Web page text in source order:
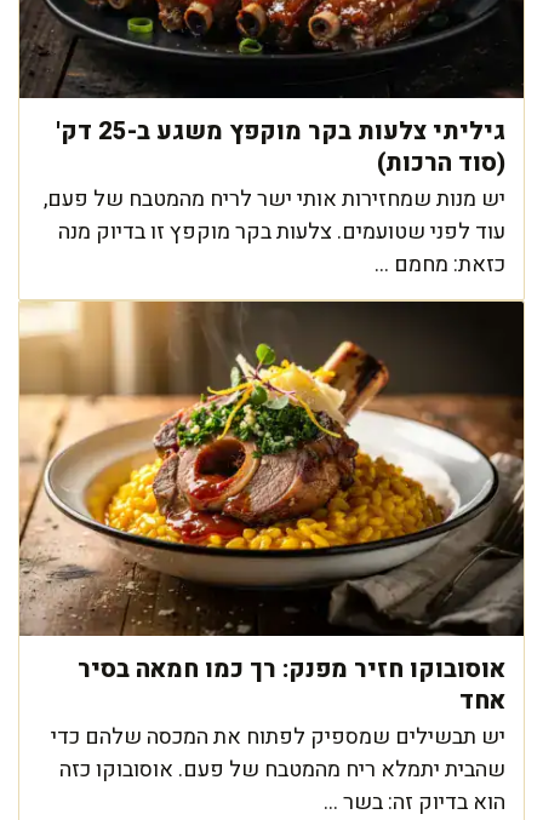
גיליתי צלעות בקר מוקפץ משגע ב-25 דק'
(סוד הרכות)
יש מנות שמחזירות אותי ישר לריח מהמטבח של פעם,
עוד לפני שטועמים. צלעות בקר מוקפץ זו בדיוק מנה
כזאת: מחמם ...
אוסובוקו חזיר מפנק: רך כמו חמאה בסיר
אחד
יש תבשילים שמספיק לפתוח את המכסה שלהם כדי
שהבית יתמלא ריח מהמטבח של פעם. אוסובוקו כזה
הוא בדיוק זה: בשר ...